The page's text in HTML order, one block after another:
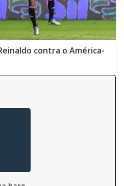
contra o América-